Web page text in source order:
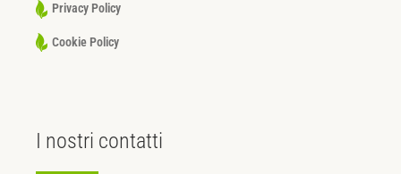
Privacy Policy
Cookie Policy
I nostri contatti